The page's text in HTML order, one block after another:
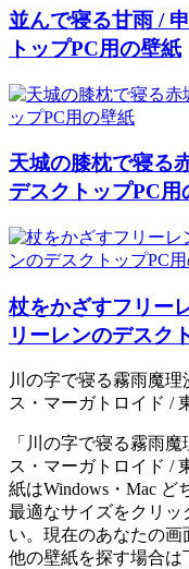
並んで寝る甘雨 /
トップPC用の壁紙
天城の膝枕で寝る
デスクトップPC用
杖をかざすフリー
リーレンのデスク
川の字で寝る霧雨魔理
ス・マーガトロイド /
「川の字で寝る霧雨
ス・マーガトロイド /
紙はWindows・Mac ど
最適なサイズをクリッ
い。現在のあなたの
他の壁紙を探す場合は